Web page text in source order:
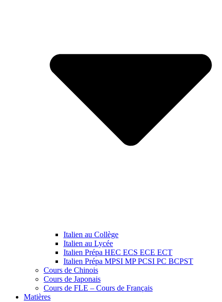
Italien au Collège
Italien au Lycée
Italien Prépa HEC ECS ECE ECT
Italien Prépa MPSI MP PCSI PC BCPST
Cours de Chinois
Cours de Japonais
Cours de FLE – Cours de Français
Matières